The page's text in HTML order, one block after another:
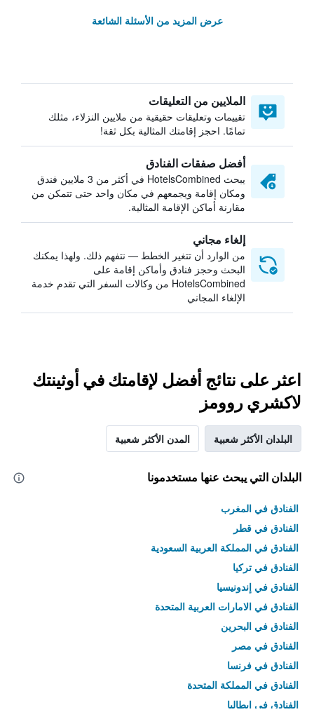
عرض المزيد من الأسئلة الشائعة
الملايين من التعليقات
تقييمات وتعليقات حقيقية من ملايين النزلاء، مثلك
تمامًا. احجز إقامتك المثالية بكل ثقة!
أفضل صفقات الفنادق
يبحث HotelsCombined في أكثر من 3 ملايين فندق
ومكان إقامة ويجمعهم في مكان واحد حتى تتمكن من
مقارنة أماكن الإقامة المثالية.
إلغاء مجاني
من الوارد أن تتغير الخطط — نتفهم ذلك. ولهذا يمكنك
البحث وحجز فنادق وأماكن إقامة على
HotelsCombined من وكالات السفر التي تقدم خدمة
الإلغاء المجاني
اعثر على نتائج أفضل لإقامتك في أوثينتك
لاكشري روومز
البلدان الأكثر شعبية المدن الأكثر شعبية
البلدان التي يبحث عنها مستخدمونا
الفنادق في المغرب
الفنادق في قطر
الفنادق في المملكة العربية السعودية
الفنادق في تركيا
الفنادق في إندونيسيا
الفنادق في الامارات العربية المتحدة
الفنادق في البحرين
الفنادق في مصر
الفنادق في فرنسا
الفنادق في المملكة المتحدة
الفنادق في إيطاليا